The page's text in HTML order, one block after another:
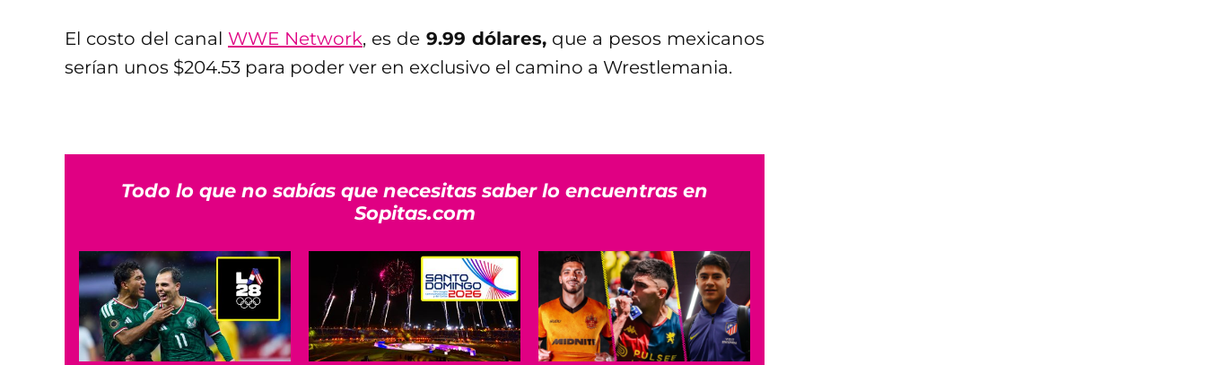
El costo del canal WWE Network, es de 9.99 dólares, que a pesos mexicanos
serían unos $204.53 para poder ver en exclusivo el camino a Wrestlemania.
Todo lo que no sabías que necesitas saber lo encuentras en
Sopitas.com